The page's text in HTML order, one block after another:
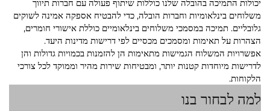
יכולות התמיכה בהובלה שלנו כוללות שיתוף פעולה עם חברות תיווך
משלוחים בינלאומיות וחברות הובלה, כדי להבטיח אספקה אמינה לשוקים
גלובליים. תמיכה במסמכי משלוחים בינלאומיים כוללת אישורי חומרים,
הצהרות על תאימות ומסמכים מכסיים לפי דרישות מדינות היעד.
אפשרויות המשלוח הגמישות מתאימות הן להזמנות בכמויות גדולות והן
לדרישות מיוחדות קטנות יותר, ומבטיחות שירות מהיר וממוקד לכל צורכי
הלקוחות.
למה לבחור בנו